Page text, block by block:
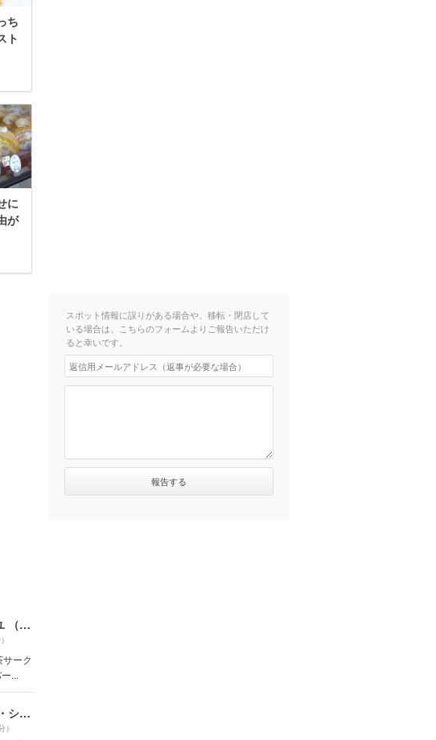
ち
ト
に
が
パティスリー・パリセヴェイユ （patisserie Paris S'eveille）
ーク
...
割れチョコ専門店 チュべ・ド・ショコラ 自由が丘本店
）
スポット情報に誤りがある場合や、移転・閉店して
いる場合は、こちらのフォームよりご報告いただけ
ると幸いです。